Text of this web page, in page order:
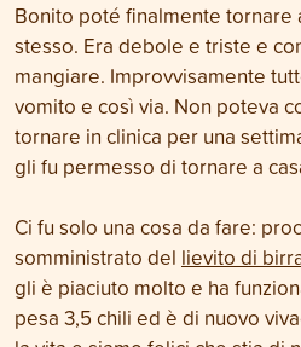
Bonito poté finalmente tornare
stesso. Era debole e triste e
mangiare. Improvvisamente
vomito e così via. Non poteva
tornare in clinica per una
gli fu permesso di tornare a
Ci fu solo una cosa da fare:
somministrato del lievito di
gli è piaciuto molto e ha
pesa 3,5 chili ed è di nuovo